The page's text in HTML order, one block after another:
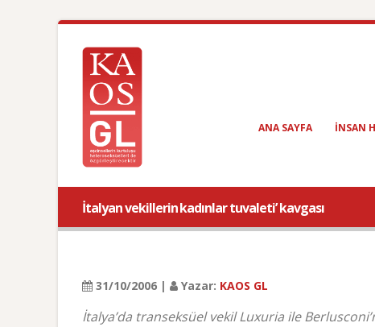
ANA SAYFA INSAN
İtalyan vekillerin kadınlar tuvaleti’ kavgası
31/10/2006 | Yazar: KAOS GL
İtalya’da transeksüel vekil Luxuria ile